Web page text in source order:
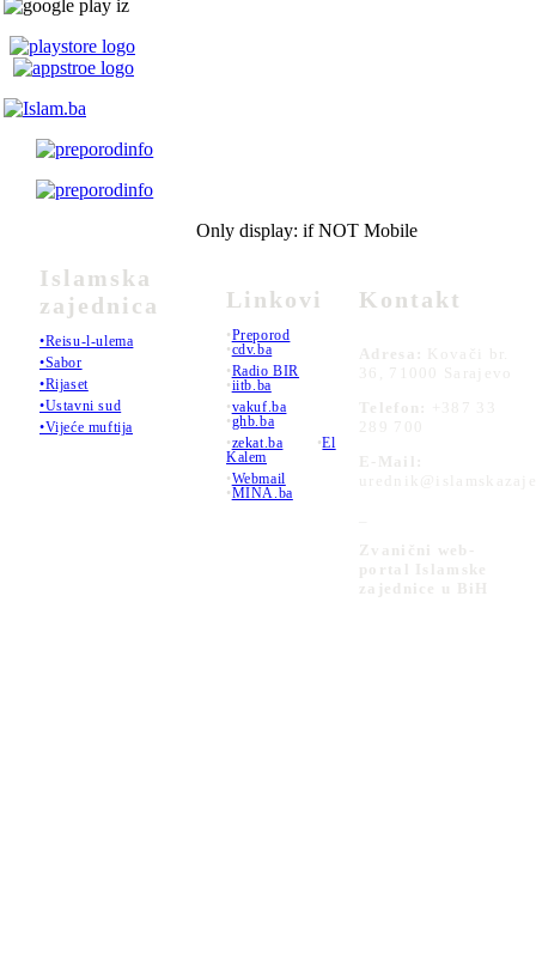
Islamska
zajednica
•Reisu-l-ulema
•Sabor
•Rijaset
•Ustavni sud
•Vijeće muftija
Only display: if NOT Mobile
Linkovi
•Preporod
•cdv.ba
•Radio BIR
•iitb.ba
•vakuf.ba
•ghb.ba
•zekat.ba •El
Kalem
•Webmail
•MINA.ba
Kontakt
Adresa:
Kovači br.
36, 71000 Sarajevo
Telefon:
+387 33
289 700
E-Mail:
Zvanični web-
portal Islamske
zajednice u BiH